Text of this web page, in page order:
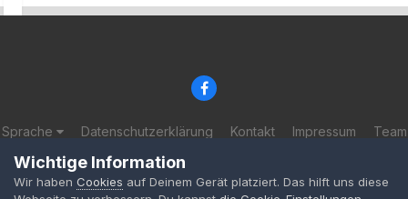
Sprache Datenschutzerklärung Kontakt Impressum Team
© 2002-2025 BF-Games.net
Powered by Invision Community
Wichtige Information
Wir haben Cookies auf Deinem Gerät platziert. Das hilft uns diese